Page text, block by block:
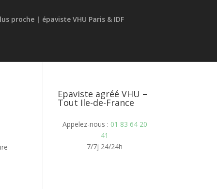
Epaviste agréé VHU –
Tout Ile-de-France
Appelez-nous : 01 83 64 20
41
7/7j 24/24h